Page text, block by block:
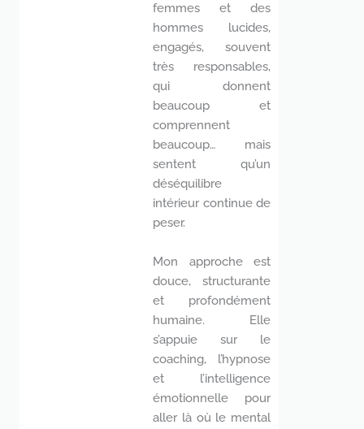
femmes et des
hommes lucides,
engagés, souvent
très responsables,
qui donnent
beaucoup et
comprennent
beaucoup… mais
sentent qu’un
déséquilibre
intérieur continue de
peser.
Mon approche est
douce, structurante
et profondément
humaine. Elle
s’appuie sur le
coaching, l’hypnose
et l’intelligence
émotionnelle pour
aller là où le mental